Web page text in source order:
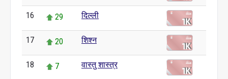
16 29 दिल्ली
17 20 शिश्न
18 7 वास्तु शास्त्र